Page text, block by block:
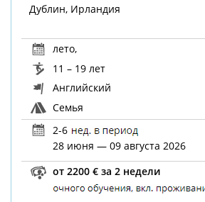
Дублин, Ирландия
лето,
11 – 19 лет
Английский
Семья
2-6
28 июня — 09 августа 2026
от 2200 € за 2 недели